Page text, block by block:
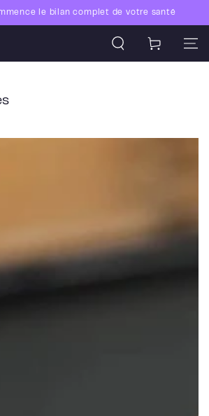
le bilan complet de votre santé
Chariot